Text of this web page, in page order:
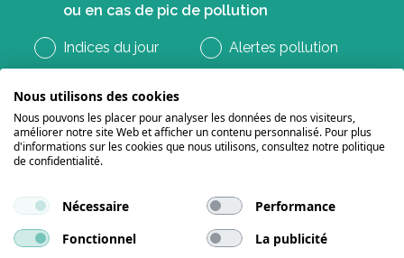
ou en cas de pic de pollution
Indices du jour Alertes pollution
Suivez-nous sur les réseaux
Nous utilisons des cookies
Nous pouvons les placer pour analyser les données de nos visiteurs,
améliorer notre site Web et afficher un contenu personnalisé. Pour plus
d'informations sur les cookies que nous utilisons, consultez notre politique
de confidentialité.
Nécessaire
Performance
Fonctionnel
La publicité